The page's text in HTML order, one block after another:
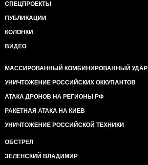
СПЕЦПРОЕКТЫ
ПУБЛИКАЦИИ
КОЛОНКИ
ВИДЕО
МАССИРОВАННЫЙ КОМБИНИРОВАННЫЙ УДАР
УНИЧТОЖЕНИЕ РОССИЙСКИХ ОККУПАНТОВ
АТАКА ДРОНОВ НА РЕГИОНЫ РФ
РАКЕТНАЯ АТАКА НА КИЕВ
УНИЧТОЖЕНИЕ РОССИЙСКОЙ ТЕХНИКИ
ОБСТРЕЛ
ЗЕЛЕНСКИЙ ВЛАДИМИР